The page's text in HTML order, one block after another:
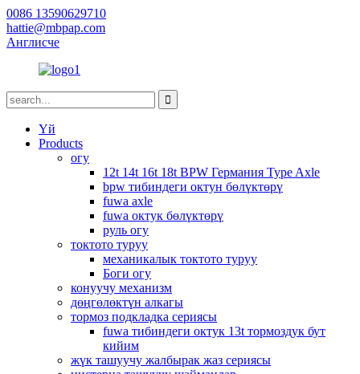
0086 13590629710
hattie@mbpap.com
Англисче
Үй
Products
огу
12t 14t 16t 18t BPW Германия Type Axle
bpw тибиндеги октун бөлүктөрү
fuwa axle
fuwa октук бөлүктөрү
руль огу
токтото туруу
механикалык токтото туруу
Боги огу
конуучу механизм
дөңгөлөктүн алкагы
тормоз подкладка сериясы
fuwa тибиндеги октук 13t тормоздук бут
кийим
жүк ташуучу жалбырак жаз сериясы